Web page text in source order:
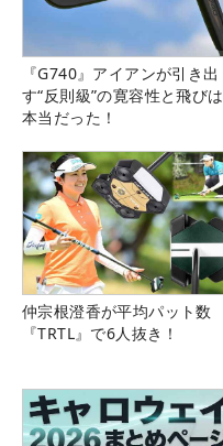
『G740』アイアンが引き出
す“反則級”の寛容性と飛びは
本当だった！
仲宗根澄香が平均パット数
『TRTL』で6人抜き！